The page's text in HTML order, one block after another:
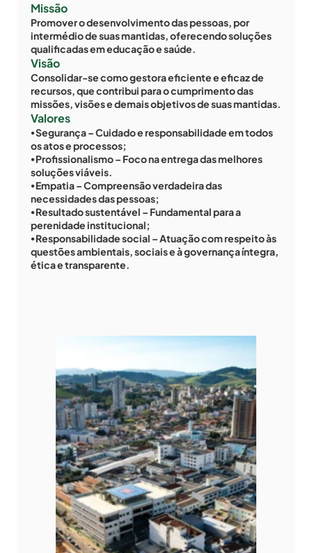
Missão
Promover o desenvolvimento das pessoas, por
intermédio de suas mantidas, oferecendo soluções
qualificadas em educação e saúde.
Visão
Consolidar-se como gestora eficiente e eficaz de
recursos, que contribui para o cumprimento das
missões, visões e demais objetivos de suas mantidas.
Valores
⦁ Segurança – Cuidado e responsabilidade em todos
os atos e processos;
⦁ Profissionalismo – Foco na entrega das melhores
soluções viáveis.
⦁ Empatia – Compreensão verdadeira das
necessidades das pessoas;
⦁ Resultado sustentável – Fundamental para a
perenidade institucional;
⦁ Responsabilidade social – Atuação com respeito às
questões ambientais, sociais e à governança íntegra,
ética e transparente.